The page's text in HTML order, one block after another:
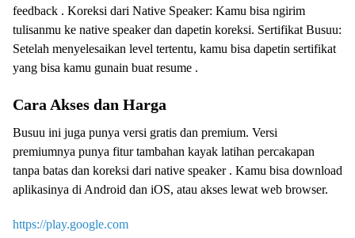
feedback . Koreksi dari Native Speaker: Kamu bisa ngirim
tulisanmu ke native speaker dan dapetin koreksi. Sertifikat Busuu:
Setelah menyelesaikan level tertentu, kamu bisa dapetin sertifikat
yang bisa kamu gunain buat resume .
Cara Akses dan Harga
Busuu ini juga punya versi gratis dan premium. Versi
premiumnya punya fitur tambahan kayak latihan percakapan
tanpa batas dan koreksi dari native speaker . Kamu bisa download
aplikasinya di Android dan iOS, atau akses lewat web browser.
https://play.google.com